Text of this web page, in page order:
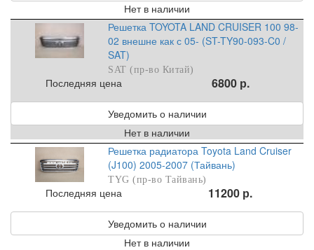
Нет в наличии
Решетка TOYOTA LAND CRUISER 100 98-
02 внешне как с 05- (ST-TY90-093-C0 /
SAT)
SAT (пр-во Китай)
Последняя цена 6800 р.
Уведомить о наличии
Нет в наличии
Решетка радиатора Toyota Land Cruiser
(J100) 2005-2007 (Тайвань)
TYG (пр-во Тайвань)
Последняя цена 11200 р.
Уведомить о наличии
Нет в наличии